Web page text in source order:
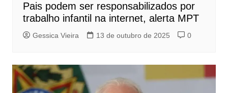
Pais podem ser responsabilizados por
trabalho infantil na internet, alerta MPT
Gessica Vieira 13 de outubro de 2025 0